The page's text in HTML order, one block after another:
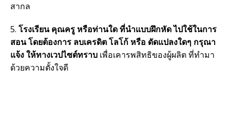
สากล
5. โรงเรียน คุณครู หรือท่านใด ที่นำแบบฝึกหัด ไปใช้ในการ
สอน โดยต้องการ ลบเครดิต โลโก้ หรือ ดัดแปลงใดๆ กรุณา
แจ้ง ให้ทางเวปไซต์ทราบ เพื่อเคารพสิทธิของผู้ผลิต ที่ทำมา
ด้วยความตั้งใจดี